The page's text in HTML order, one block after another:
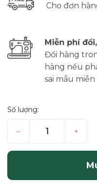
Cho đơn
Miễn phí
Đổi hàng
hàng nếu
sai mẫu
Số lượng:
– +